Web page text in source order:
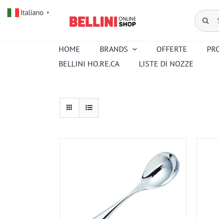
Cerca
per:
HOME BRANDS
Alessi Baccarat
Royal
OFFERTE
Amouroud Creed
BELLINI HO.RE.CA
LISTE DI NOZZE
Italiano ▼